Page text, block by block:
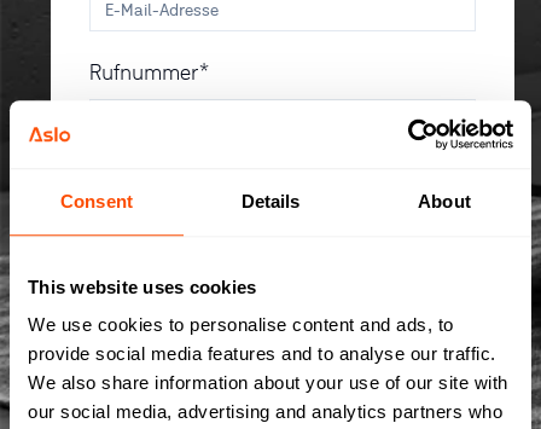
Consent Details About
This website uses cookies
We use cookies to personalise content and ads, to
provide social media features and to analyse our traffic.
We also share information about your use of our site with
our social media, advertising and analytics partners who
Rufnummer*
Text Area*